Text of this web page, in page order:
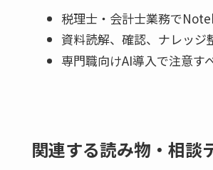
税理士・会計士業務で
資料読解、確認、ナレッジ
専門職向けAI導入で注意す
関連する読み物・相談